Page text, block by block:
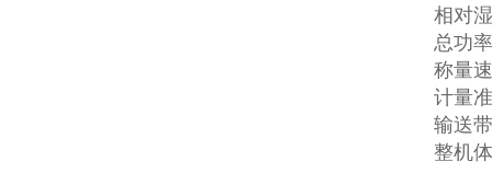
相对
总功
称量
计量
输送
整机